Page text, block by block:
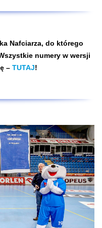
Nafciarza, do którego
numery w wersji
– TUTAJ!